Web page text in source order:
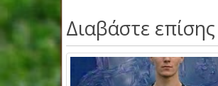
Διαβάστε επίσης